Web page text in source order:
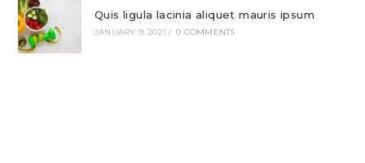
Quis ligula lacinia aliquet mauris ipsum
JANUARY 9, 2021 / 0 COMMENTS